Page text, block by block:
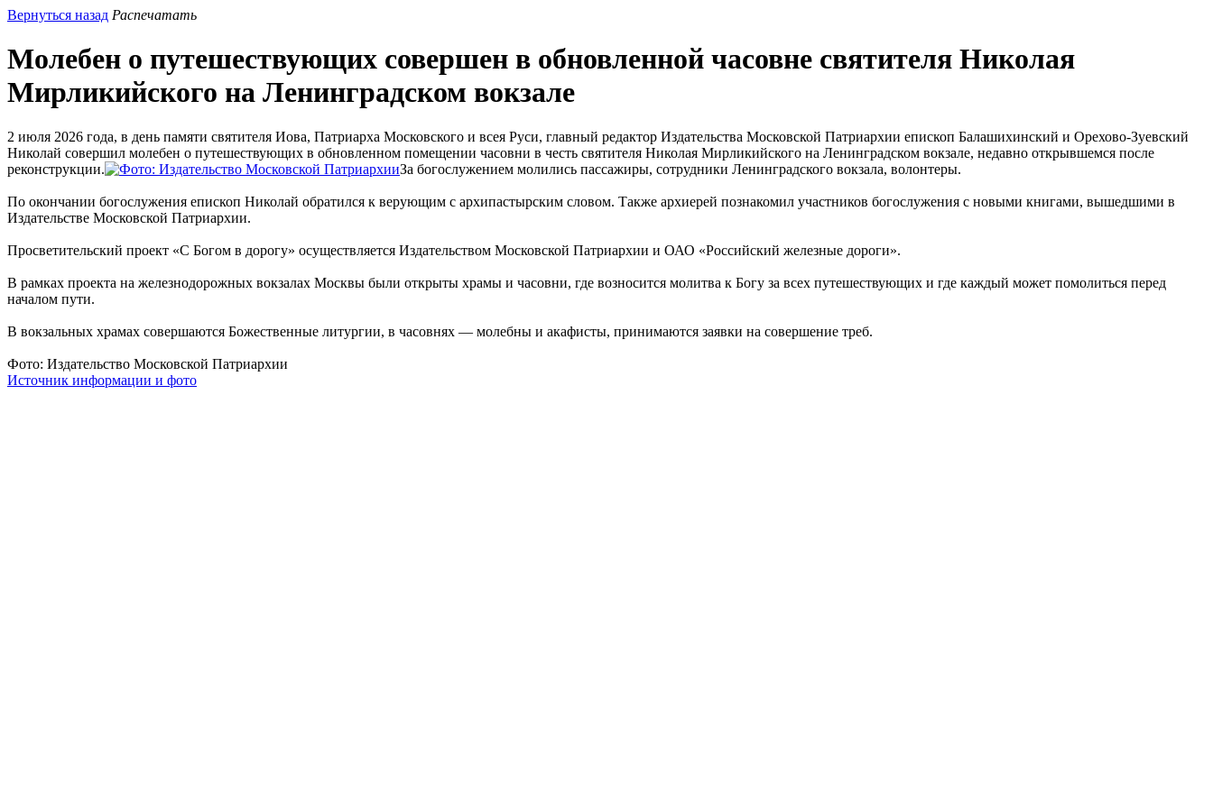
Вернуться назад Распечатать
Молебен о путешествующих совершен в обновленной часовне святителя Николая
Мирликийского на Ленинградском вокзале
2 июля 2026 года, в день памяти святителя Иова, Патриарха Московского и всея Руси, главный редактор Издательства Московской Патриархии епископ Балашихинский и Орехово-Зуевский
Николай совершил молебен о путешествующих в обновленном помещении часовни в честь святителя Николая Мирликийского на Ленинградском вокзале, недавно открывшемся после
реконструкции.
За богослужением молились пассажиры, сотрудники Ленинградского вокзала, волонтеры.
По окончании богослужения епископ Николай обратился к верующим с архипастырским словом. Также архиерей познакомил участников богослужения с новыми книгами, вышедшими в
Издательстве Московской Патриархии.
Просветительский проект «С Богом в дорогу» осуществляется Издательством Московской Патриархии и ОАО «Российский железные дороги».
В рамках проекта на железнодорожных вокзалах Москвы были открыты храмы и часовни, где возносится молитва к Богу за всех путешествующих и где каждый может помолиться перед
началом пути.
В вокзальных храмах совершаются Божественные литургии, в часовнях — молебны и акафисты, принимаются заявки на совершение треб.
Фото: Издательство Московской Патриархии
Источник информации и фото